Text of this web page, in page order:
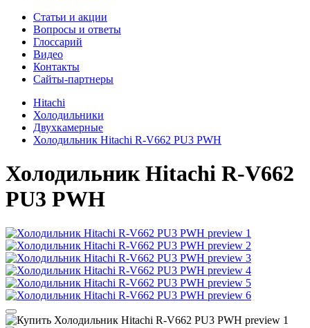
Cтатьи и акции
Вопросы и ответы
Глоссарий
Видео
Контакты
Сайты-партнеры
Hitachi
Холодильники
Двухкамерные
Холодильник Hitachi R-V662 PU3 PWH
ХолодильникHitachi R-V662
PU3 PWH